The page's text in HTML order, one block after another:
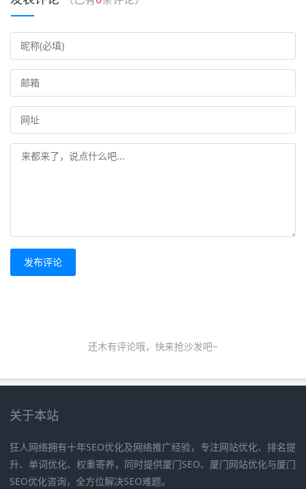
发布评论
还木有评论哦，快来抢沙发吧~
关于本站
狂人网络拥有十年SEO优化及网络推广经验，专注网站优化、排名提
升、单词优化、权重寄养，同时提供厦门SEO、厦门网站优化与厦门
SEO优化咨询，全方位解决SEO难题。